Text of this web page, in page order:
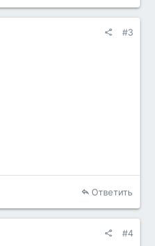
#3
Ответить
#4